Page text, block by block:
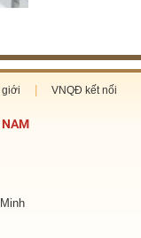
giới VNQĐ kết nối
NAM